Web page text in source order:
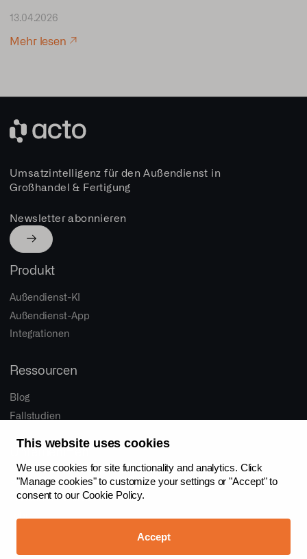
This website uses cookies
We use cookies for site functionality and analytics. Click
"Manage cookies" to customize your settings or "Accept" to
consent to our Cookie Policy.
Accept
13.04.2026
Mehr lesen
Umsatzintelligenz für den Außendienst in
Großhandel & Fertigung
Newsletter abonnieren
Produkt
Außendienst-KI
Außendienst-App
Integrationen
Ressourcen
Blog
Fallstudien
Unternehmen
Über uns
Proaktiver Vertrieb